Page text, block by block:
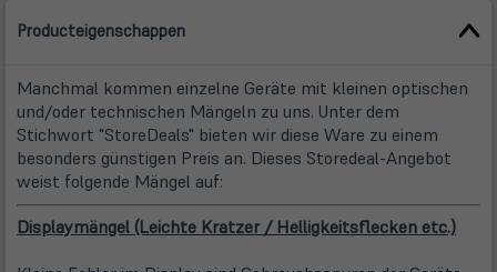
Producteigenschappen
Manchmal kommen einzelne Geräte mit kleinen optischen
und/oder technischen Mängeln zu uns. Unter dem
Stichwort "StoreDeals" bieten wir diese Ware zu einem
besonders günstigen Preis an. Dieses Storedeal-Angebot
weist folgende Mängel auf:
Displaymängel (Leichte Kratzer / Helligkeitsflecken etc.)